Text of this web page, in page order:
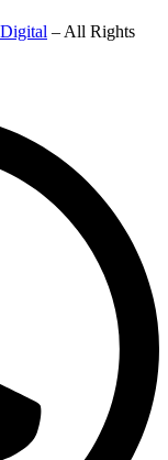
– All Rights